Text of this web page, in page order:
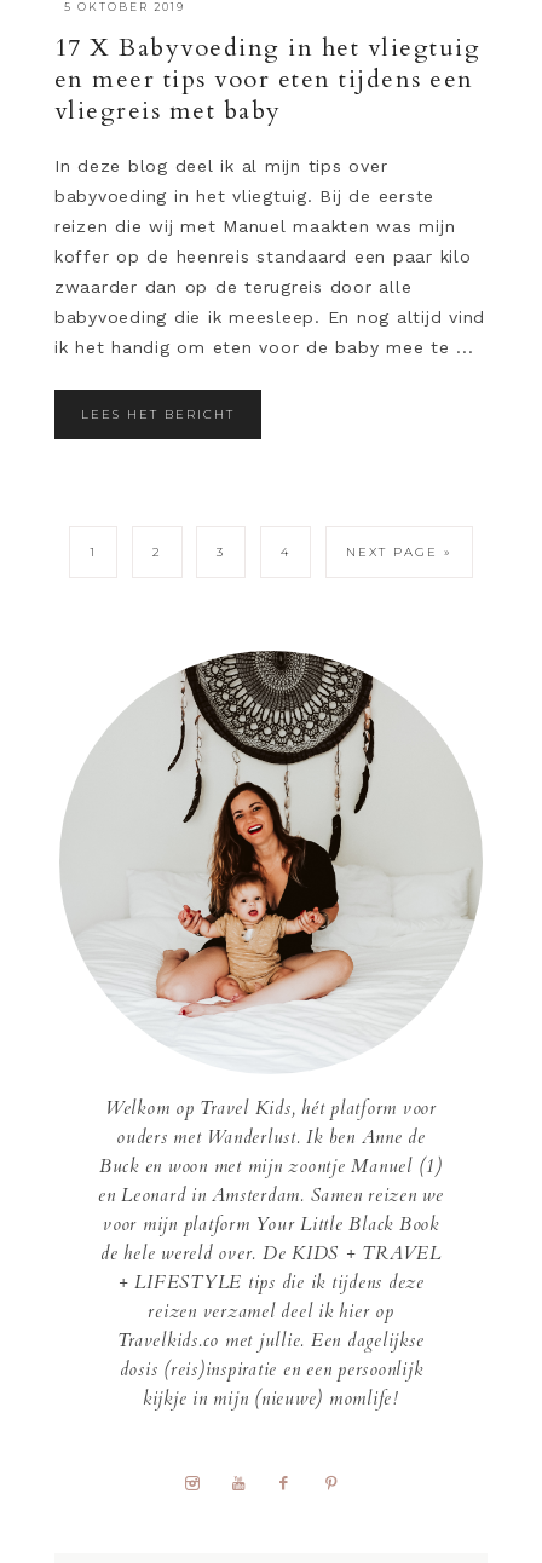
5 OKTOBER 2019
17 X Babyvoeding in het vliegtuig
en meer tips voor eten tijdens een
vliegreis met baby
In deze blog deel ik al mijn tips over
babyvoeding in het vliegtuig. Bij de eerste
reizen die wij met Manuel maakten was mijn
koffer op de heenreis standaard een paar kilo
zwaarder dan op de terugreis door alle
babyvoeding die ik meesleep. En nog altijd vind
ik het handig om eten voor de baby mee te ...
LEES HET BERICHT
1 2 3 4 NEXT PAGE »
Welkom op Travel Kids, hét platform voor
ouders met Wanderlust. Ik ben Anne de
Buck en woon met mijn zoontje Manuel (1)
en Leonard in Amsterdam. Samen reizen we
voor mijn platform Your Little Black Book
de hele wereld over. De KIDS + TRAVEL
+ LIFESTYLE tips die ik tijdens deze
reizen verzamel deel ik hier op
Travelkids.co met jullie. Een dagelijkse
dosis (reis)inspiratie en een persoonlijk
kijkje in mijn (nieuwe) momlife!